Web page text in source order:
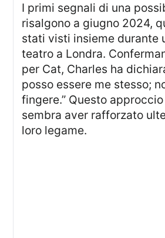
I primi segnali di una possibile relazione
risalgono a giugno 2024,
stati visti insieme durante
teatro a Londra.
per Cat, Charles ha
posso essere me stesso;
fingere.” Questo
sembra aver rafforzato
loro legame.